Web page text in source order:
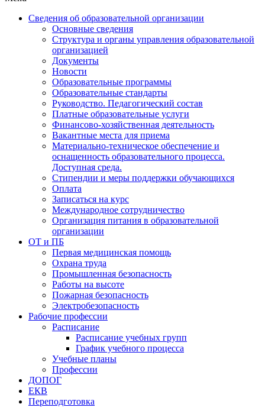
Сведения об образовательной организации
Основные сведения
Структура и органы управления образовательной
организацией
Документы
Новости
Образовательные программы
Образовательные стандарты
Руководство. Педагогический состав
Платные образовательные услуги
Финансово-хозяйственная деятельность
Вакантные места для приема
Материально-техническое обеспечение и
оснащенность образовательного процесса.
Доступная среда.
Стипендии и меры поддержки обучающихся
Оплата
Записаться на курс
Международное сотрудничество
Организация питания в образовательной
организации
ОТ и ПБ
Первая медицинская помощь
Охрана труда
Промышленная безопасность
Работы на высоте
Пожарная безопасность
Электробезопасность
Рабочие профессии
Расписание
Расписание учебных групп
График учебного процесса
Учебные планы
Профессии
ДОПОГ
ЕКВ
Переподготовка